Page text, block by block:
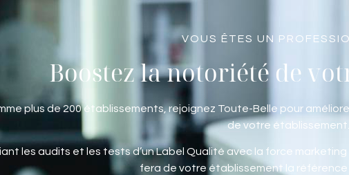
VOUS ÊTES UN
Boostez la notoriété de
plus de 200 établissements, rejoignez Toute-Belle pour
de votre établissement.
les audits et les tests d’un Label Qualité avec la force marketing
fera de votre établissement la